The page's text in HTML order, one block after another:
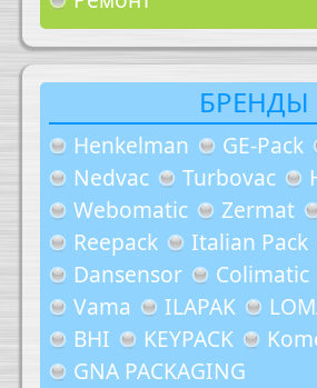
БРЕНДЫ
Henkelman GE-Pack
Nedvac
Turbovac
Webomatic
Zermat
Reepack
Italian Pack
Dansensor
Colimatic
Vama
ILAPAK
BHI
KEYPACK
GNA PACKAGING